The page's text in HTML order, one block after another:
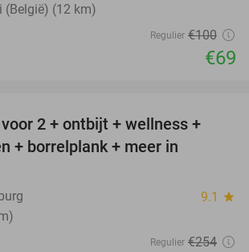
(België) (12 km)
Regulier €100
€69
33%
2 + ontbijt + wellness +
+ borrelplank + meer in
9.1 star
Regulier €254